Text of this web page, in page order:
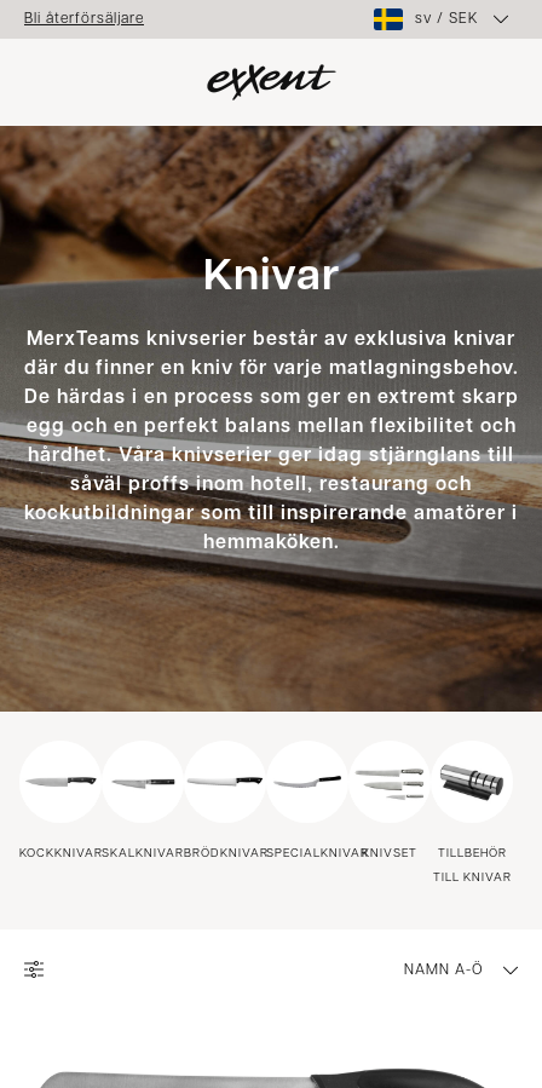
Bli återförsäljare sv / SEK
Knivar
MerxTeams knivserier består av exklusiva knivar
där du finner en kniv för varje matlagningsbehov.
De härdas i en process som ger en extremt skarp
egg och en perfekt balans mellan flexibilitet och
hårdhet. Våra knivserier ger idag stjärnglans till
såväl proffs inom hotell, restaurang och
kockutbildningar som till inspirerande amatörer i
hemmaköken.
KOCKKNIVARSKALKNIVARBRÖDKNIVARSPECIALKNIVARKNIVSET
TILLBEHÖR
TILL KNIVAR
NAMN A-Ö